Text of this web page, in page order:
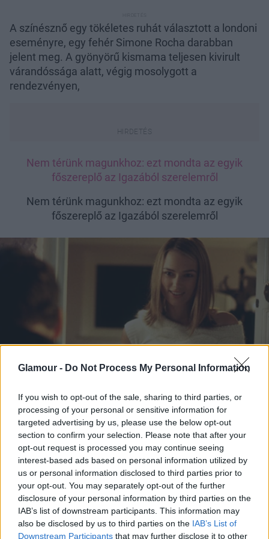
Glamour - Do Not Process My Personal Information
If you wish to opt-out of the sale, sharing to third parties, or
processing of your personal or sensitive information for
targeted advertising by us, please use the below opt-out
section to confirm your selection. Please note that after your
opt-out request is processed you may continue seeing
interest-based ads based on personal information utilized by
us or personal information disclosed to third parties prior to
your opt-out. You may separately opt-out of the further
disclosure of your personal information by third parties on the
IAB’s list of downstream participants. This information may
also be disclosed by us to third parties on the IAB’s List of
Downstream Participants that may further disclose it to other
A színésznő egy tökéletes ruhát választott a londoni
eseményre, egy fehér Simone Rocha darabban
jelent meg. A gyönyörű kismama teljesen kivirult
várandóssága alatt, végig mosolygott a
rendezvényen,
Nem térünk magunkhoz: ezt mondta az egyik
főszereplő az Igazából szerelemről
Nem térünk magunkhoz: ezt mondta az egyik
főszereplő az Igazából szerelemről
Annyira szép kismama Keira!!